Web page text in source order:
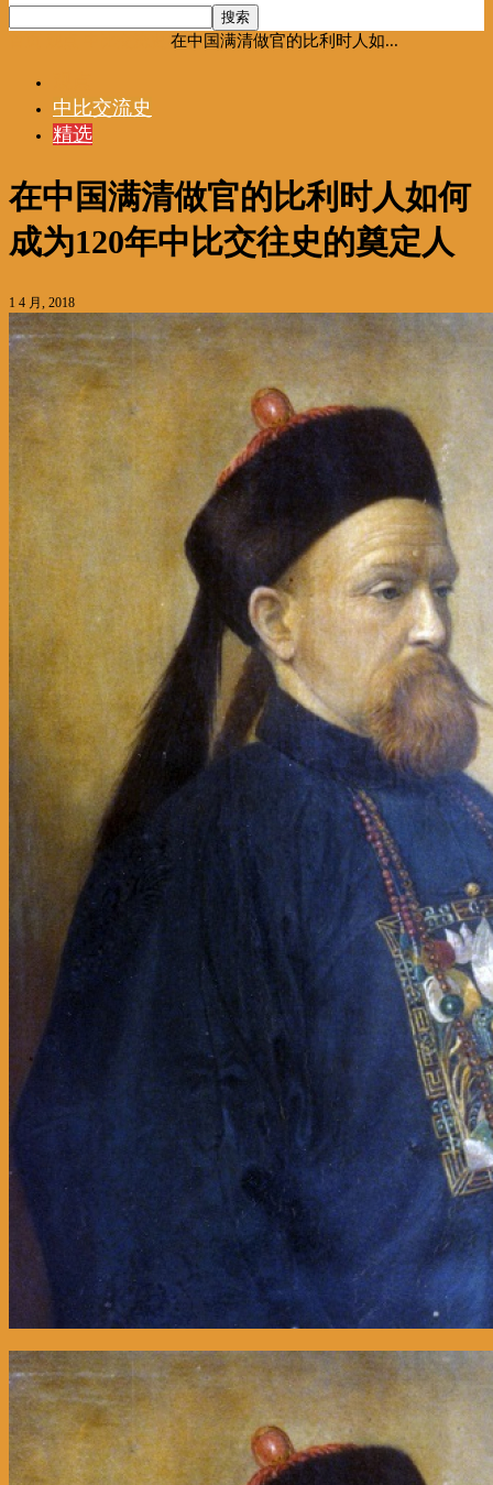
在中国满清做官的比利时人如...
中比交流史
精选
在中国满清做官的比利时人如何
成为120年中比交往史的奠定人
1 4 月, 2018